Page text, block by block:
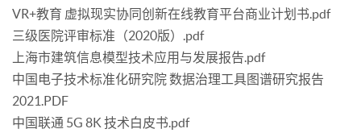
VR+教育 虚拟现实协同创新在线教育平台商业计划书.pdf
三级医院评审标准（2020版）.pdf
上海市建筑信息模型技术应用与发展报告.pdf
中国电子技术标准化研究院 数据治理工具图谱研究报告
2021.PDF
中国联通 5G 8K 技术白皮书.pdf